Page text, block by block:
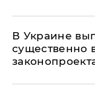
В Украине
существенно